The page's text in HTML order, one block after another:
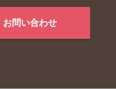
お問い合わせ